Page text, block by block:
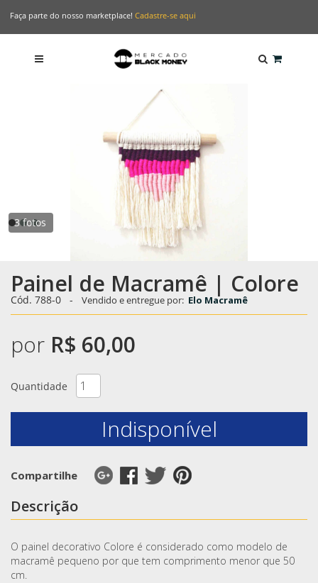
Faça parte do nosso marketplace! Cadastre-se aqui
3 fotos
Painel de Macramê | Colore
Cód. 788-0 - Vendido e entregue por: Elo Macramê
por R$ 60,00
Quantidade
Indisponível
Compartilhe
Descrição
O painel decorativo Colore é considerado como modelo de
macramê pequeno por que tem comprimento menor que 50
cm.